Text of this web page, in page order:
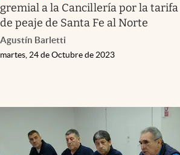
gremial a la Cancillería por la tarifa
de peaje de Santa Fe al Norte
Agustín Barletti
martes, 24 de Octubre de 2023